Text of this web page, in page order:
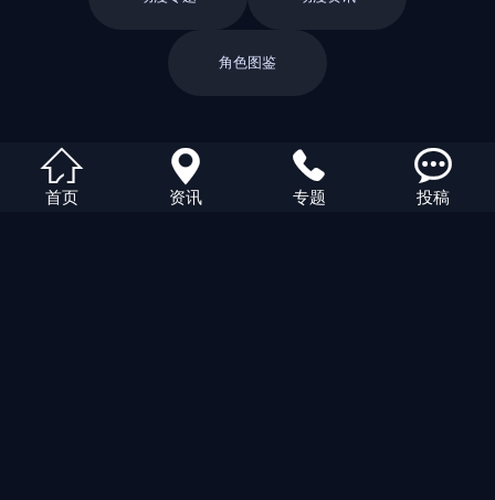
返回栏目
角色图鉴

首页

资讯

专题

投稿